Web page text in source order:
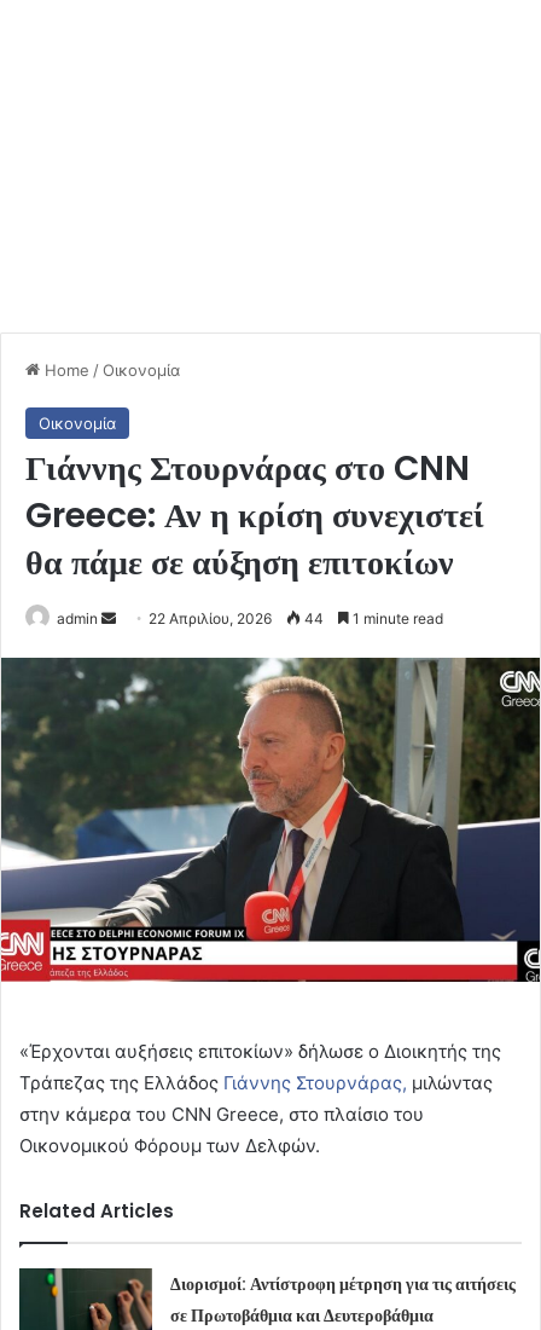
Home /Οικονομία
Οικονομία
Γιάννης Στουρνάρας στο CNN
Greece: Αν η κρίση συνεχιστεί
θα πάμε σε αύξηση επιτοκίων
admin
Send
email
22 Απριλίου, 2026 44 1 minute read
«Έρχονται αυξήσεις επιτοκίων» δήλωσε ο Διοικητής της
Τράπεζας της Ελλάδος Γιάννης Στουρνάρας, μιλώντας
στην κάμερα του CNN Greece, στο πλαίσιο του
Οικονομικού Φόρουμ των Δελφών.
Related Articles
Διορισμοί: Αντίστροφη μέτρηση για τις αιτήσεις
σε Πρωτοβάθμια και Δευτεροβάθμια